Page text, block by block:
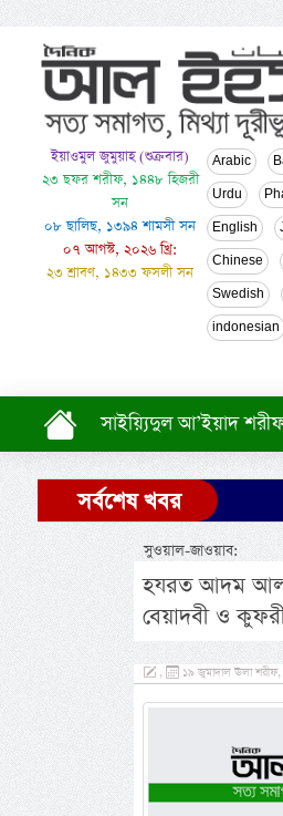
ইয়াওমুল জুমুয়াহ (শুক্রবার)
২৩ ছফর শরীফ, ১৪৪৮ হিজরী
সন
০৮ ছালিছ, ১৩৯৪ শামসী সন
০৭ আগস্ট, ২০২৬ খ্রি:
২৩ শ্রাবণ, ১৪৩৩ ফসলী সন
Arabic
Urdu
English
Chinese
Swedish
indonesian
সাইয়্যিদুল আ’ইয়াদ
সর্বশেষ খবর
সুওয়াল-জাওয়াব:
হযরত আদম
বেয়াদবী ও
, ১৯ জুমাদাল ঊলা শরীফ,